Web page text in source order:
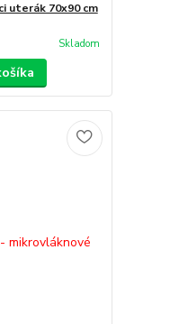
uterák 70x90 cm
Skladom